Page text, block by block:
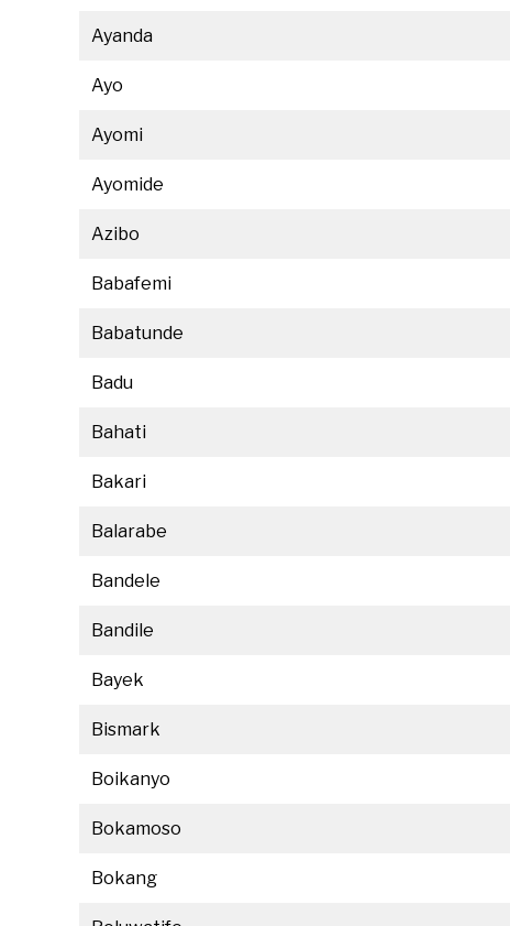
Ayanda
Ayo
Ayomi
Ayomide
Azibo
Babafemi
Babatunde
Badu
Bahati
Bakari
Balarabe
Bandele
Bandile
Bayek
Bismark
Boikanyo
Bokamoso
Bokang